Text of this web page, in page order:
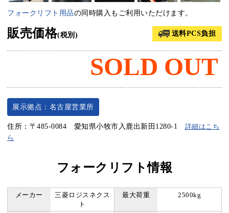
フォークリフト用品の同時購入もご利用いただけます。
展示拠点：名古屋営業所
住所：〒485-0084 愛知県小牧市入鹿出新田1280-1 詳細はこち
ら
フォークリフト情報
メーカー
三菱ロジスネクス
ト
最大荷重 2500kg
販売価格(税別) 送料PCS負担
SOLD OUT